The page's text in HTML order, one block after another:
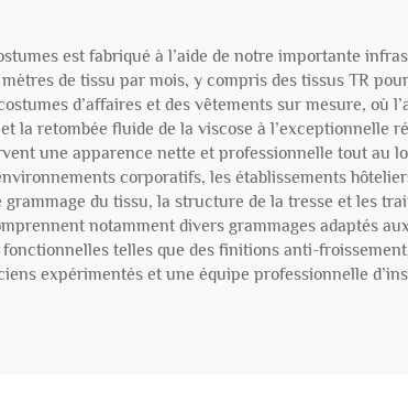
est fabriqué à l’aide de notre importante
de tissu par mois, y compris des tissus TR
d’affaires et des vêtements sur mesure,
la retombée fluide de la viscose à l’exceptionnelle
une apparence nette et professionnelle tout au
corporatifs, les établissements
grammage du tissu, la structure de la tresse et les
notamment divers grammages adaptés
telles que des finitions anti-
expérimentés et une équipe professionnelle